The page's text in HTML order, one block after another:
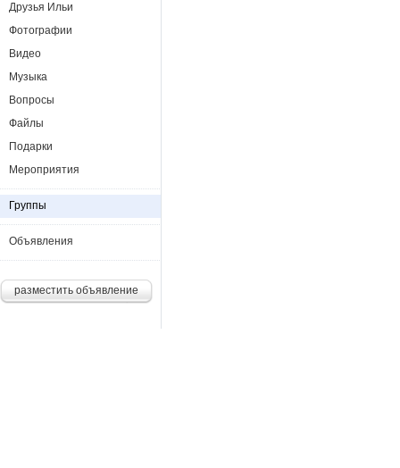
Друзья Ильи
Фотографии
Видео
Музыка
Вопросы
Файлы
Подарки
Мероприятия
Группы
Объявления
разместить объявление